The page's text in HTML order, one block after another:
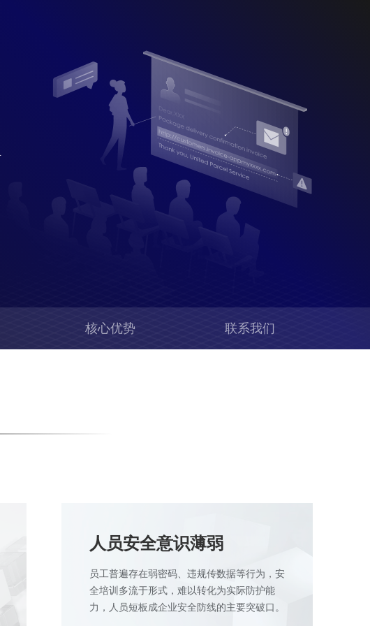
核心优势 联系我们
人员安全意识薄弱
员工普遍存在弱密码、违规传数据等行为，安
全培训多流于形式，难以转化为实际防护能
力，人员短板成企业安全防线的主要突破口。